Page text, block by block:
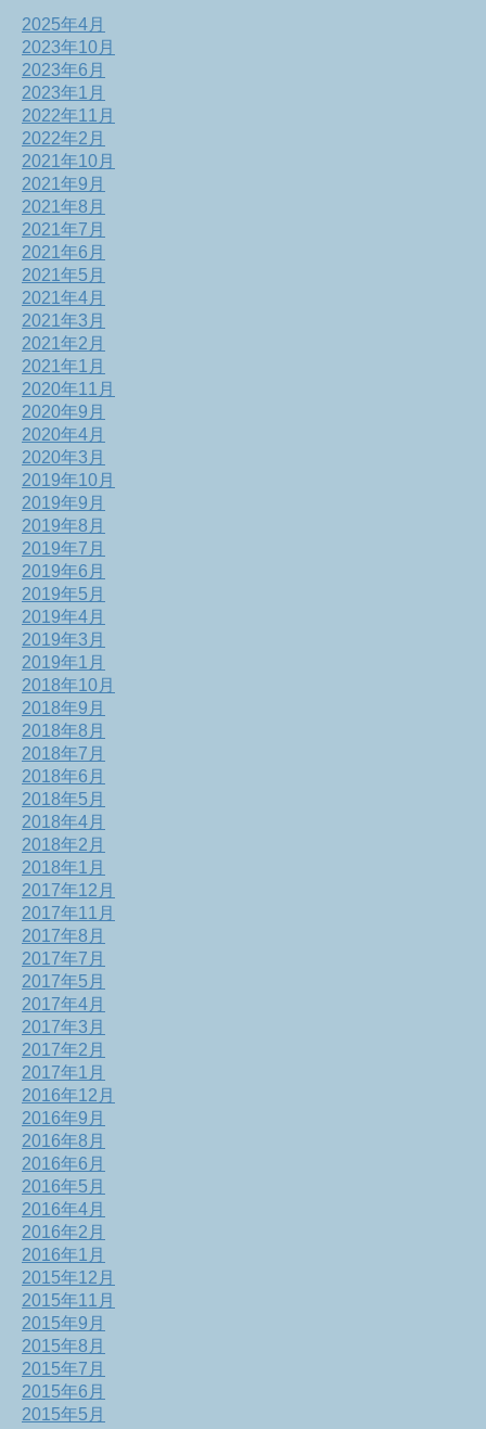
2025年4月
2023年10月
2023年6月
2023年1月
2022年11月
2022年2月
2021年10月
2021年9月
2021年8月
2021年7月
2021年6月
2021年5月
2021年4月
2021年3月
2021年2月
2021年1月
2020年11月
2020年9月
2020年4月
2020年3月
2019年10月
2019年9月
2019年8月
2019年7月
2019年6月
2019年5月
2019年4月
2019年3月
2019年1月
2018年10月
2018年9月
2018年8月
2018年7月
2018年6月
2018年5月
2018年4月
2018年2月
2018年1月
2017年12月
2017年11月
2017年8月
2017年7月
2017年5月
2017年4月
2017年3月
2017年2月
2017年1月
2016年12月
2016年9月
2016年8月
2016年6月
2016年5月
2016年4月
2016年2月
2016年1月
2015年12月
2015年11月
2015年9月
2015年8月
2015年7月
2015年6月
2015年5月